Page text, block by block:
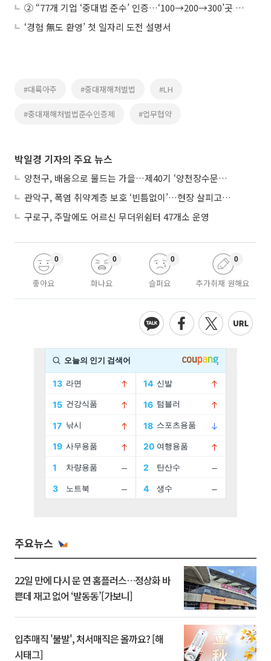
② “77개 기업 ‘중대법 준수’ 인증…‘100→200→300’곳 확대하겠다”
‘경험 無도 환영’ 첫 일자리 도전 설명서
#대륙아주 #중대재해처벌법 #LH
#중대재해처벌법준수인증제 #업무협약
박일경 기자의 주요 뉴스
양천구, 배움으로 물드는 가을…제40기 ‘양천장수문화대학’ 수강생 모집
관악구, 폭염 취약계층 보호 ‘빈틈없이’…현장 살피고 지원 넓힌다
구로구, 주말에도 어르신 무더위쉼터 47개소 운영
좋아요
0
화나요
0
슬퍼요
0
추가취재 원해요
0
주요뉴스
22일 만에 다시 문 연 홈플러스…정상화 바
쁜데 재고 없어 ‘발동동’[가보니]
입추매직 '불발', 처서매직은 올까요? [해
시태그]